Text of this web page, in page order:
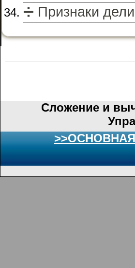
➗ Признаки
Сложение и